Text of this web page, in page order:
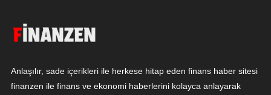
Anlaşılır, sade içerikleri ile herkese hitap eden finans haber sitesi
finanzen ile finans ve ekonomi haberlerini kolayca anlayarak